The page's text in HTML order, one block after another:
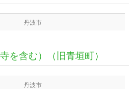
丹波市
を含む）（旧青垣町）
丹波市